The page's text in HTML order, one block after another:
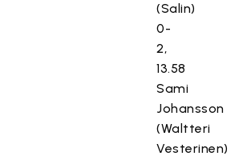
(Salin)
0-
2,
13.58
Sami
Johansson
(Waltteri
Vesterinen)